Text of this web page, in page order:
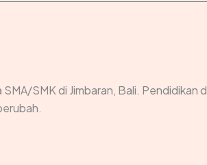
SMK di Jimbaran, Bali.